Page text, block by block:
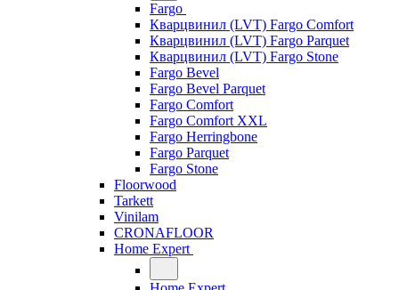
Fargo
Кварцвинил (LVT) Fargo Comfort
Кварцвинил (LVT) Fargo Parquet
Кварцвинил (LVT) Fargo Stone
Fargo Bevel
Fargo Bevel Parquet
Fargo Comfort
Fargo Comfort XXL
Fargo Herringbone
Fargo Parquet
Fargo Stone
Floorwood
Tarkett
Vinilam
CRONAFLOOR
Home Expert